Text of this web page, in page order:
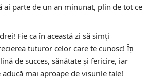
ai parte de un an minunat, plin de tot ce
Fie ca în această zi să simți
tuturor celor care te cunosc! Îți
de succes, sănătate și fericire, iar
aducă mai aproape de visurile tale!